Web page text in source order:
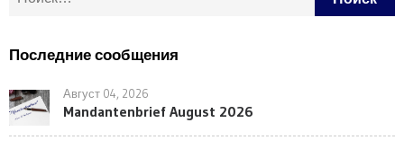
Последние сообщения
Август 04, 2026
Mandantenbrief August 2026